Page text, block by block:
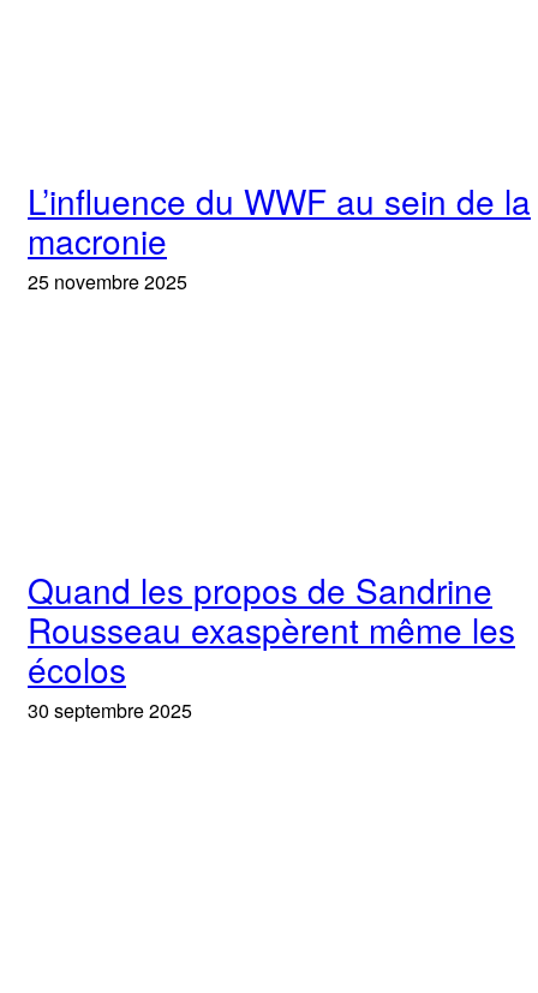
L’influence du WWF au sein de la
macronie
25 novembre 2025
Quand les propos de Sandrine
Rousseau exaspèrent même les
écolos
30 septembre 2025